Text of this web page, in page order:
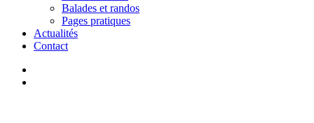
Balades et randos
Pages pratiques
Actualités
Contact